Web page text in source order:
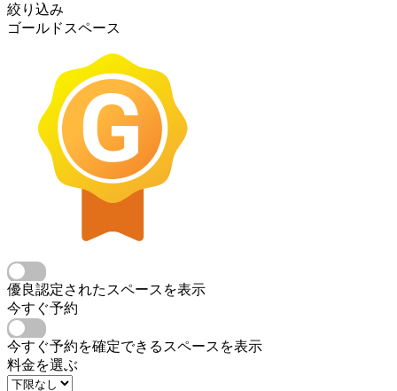
絞り込み
ゴールドスペース
優良認定されたスペースを表示
今すぐ予約
今すぐ予約を確定できるスペースを表示
料金を選ぶ